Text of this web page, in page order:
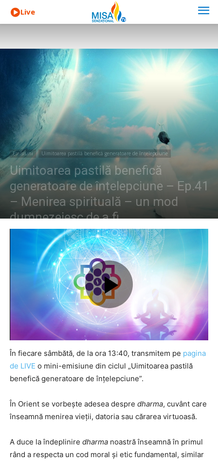
Live
Emisiuni Uimitoarea pastilă benefică generatoare de înțelepciune
Uimitoarea pastilă benefică
generatoare de înțelepciune – Ep.41
– Menirea spirituală – un mod
dumnezeiesc de a fi
În fiecare sâmbătă, de la ora 13:40, transmitem pe pagina
de LIVE o mini-emisiune din ciclul „Uimitoarea pastilă
benefică generatoare de înțelepciune”.
În Orient se vorbește adesea despre dharma, cuvânt care
înseamnă menirea vieții, datoria sau cărarea virtuoasă.
A duce la îndeplinire dharma noastră înseamnă în primul
rând a respecta un cod moral și etic fundamental, similar